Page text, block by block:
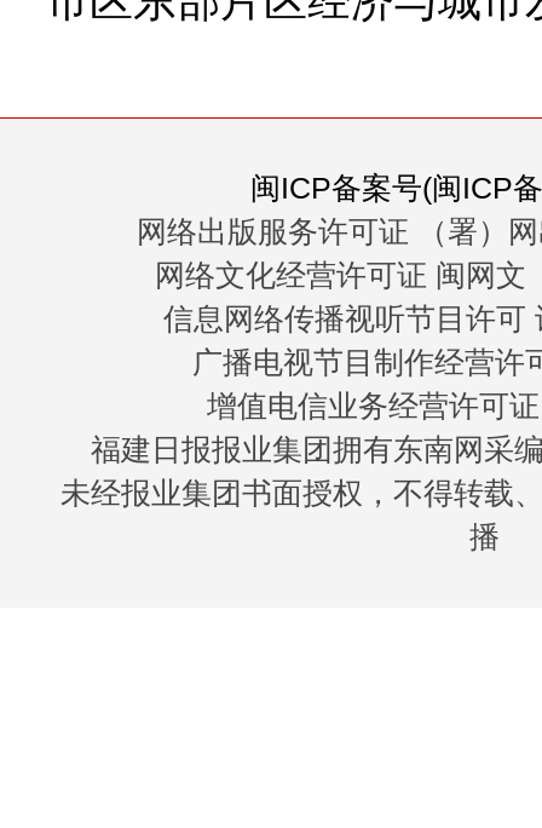
闽ICP备案号(闽ICP
网络出版服务许可证 （署）
网络文化经营许可证 闽网文
信息网络传播视听节目许可
广播电视节目制作经营许
增值电信业务经营许可
福建日报报业集团拥有东南网采
未经报业集团书面授权，不得转载
播